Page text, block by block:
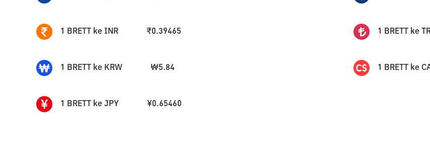
1 BRETT ke INR ₹0.39465 1 BRETT ke
1 BRETT ke KRW ₩5.84 1 BRETT ke
1 BRETT ke JPY ¥0.65460